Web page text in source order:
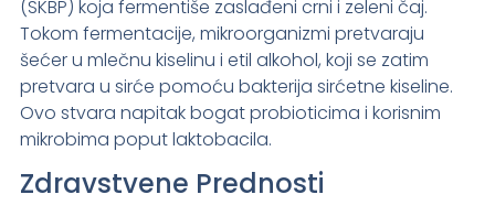
(SKBP) koja fermentiše zaslađeni crni i zeleni čaj.
Tokom fermentacije, mikroorganizmi pretvaraju
šećer u mlečnu kiselinu i etil alkohol, koji se zatim
pretvara u sirće pomoću bakterija sirćetne kiseline.
Ovo stvara napitak bogat probioticima i korisnim
mikrobima poput laktobacila.
Zdravstvene Prednosti